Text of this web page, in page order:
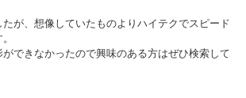
が、想像していたものよりハイテクでスピード
できなかったので興味のある方はぜひ検索して